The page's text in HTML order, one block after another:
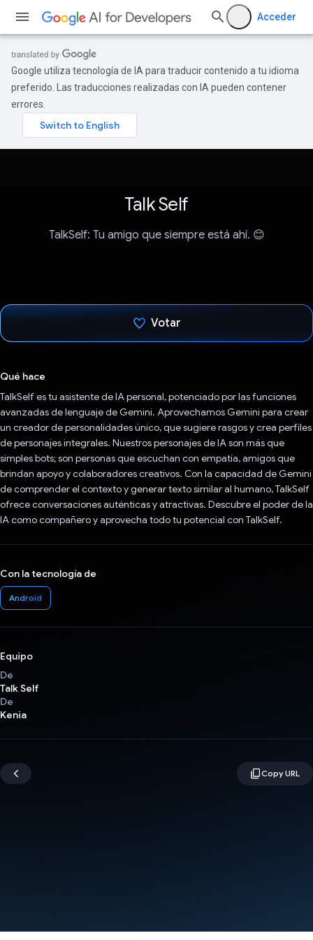
Acceder
Google utiliza tecnología de IA para traducir contenido a tu idioma
preferido. Las traducciones realizadas con IA pueden contener
errores.
Talk Self
TalkSelf: Tu amigo que siempre está ahí. 😊
Votar
Qué hace
TalkSelf es tu asistente de IA personal, potenciado por las funciones
avanzadas de lenguaje de Gemini. Aprovechamos Gemini para crear
un creador de personalidades único, que sugiere rasgos y crea perfiles
de personajes integrales. Nuestros personajes de IA son más que
simples bots; son personas que escuchan con empatía, amigos que
brindan apoyo y colaboradores creativos. Con la capacidad de Gemini
de comprender el contexto y generar texto similar al humano, TalkSelf
ofrece conversaciones auténticas y atractivas. Descubre el poder de la
IA como compañero y aprovecha todo tu potencial con TalkSelf.
Con la tecnología de
Android
Equipo
De
Talk Self
De
Kenia